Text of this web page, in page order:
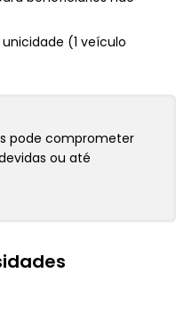
(1 veículo
pode comprometer
ou até